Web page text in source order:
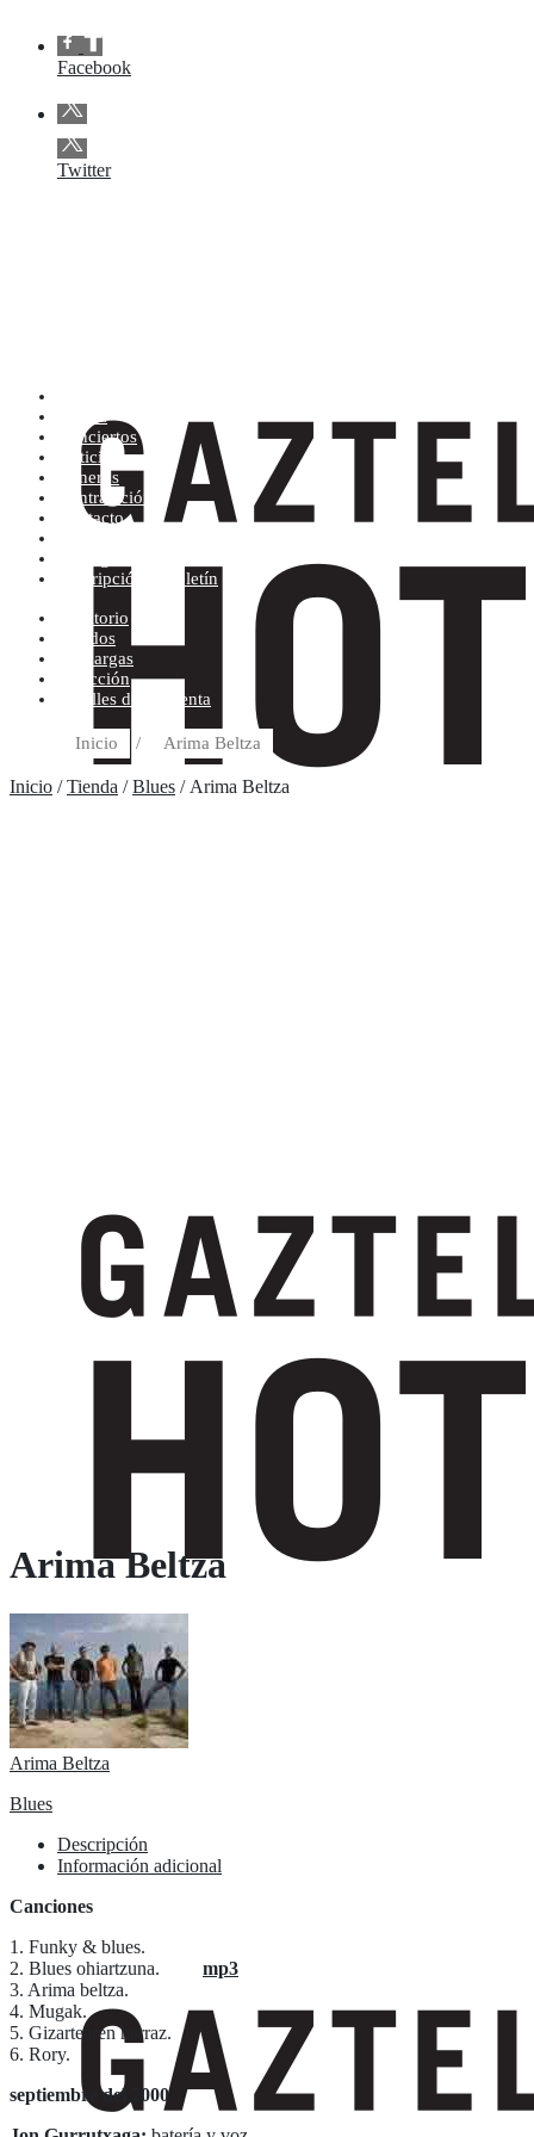
Facebook
Twitter
Tienda
Conciertos
Noticias
Géneros
Contratación
Contacto
Suscripción al boletín
Escritorio
Pedidos
Descargas
Dirección
Detalles de la cuenta
Inicio / Arima Beltza
Inicio /Tienda /Blues / Arima Beltza
Arima Beltza
Arima Beltza
Blues
Descripción
Información adicional
Canciones
1. Funky & blues.
2. Blues ohiartzuna. mp3
3. Arima beltza.
4. Mugak.
5. Gizartearen harraz.
6. Rory.
septiembre del 2000